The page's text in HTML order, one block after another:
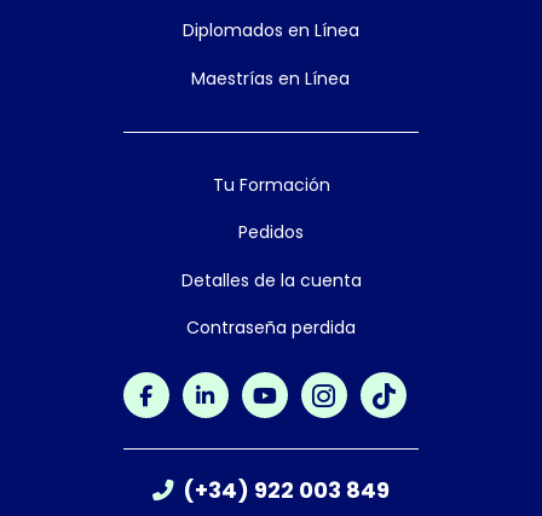
Diplomados en Línea
Maestrías en Línea
Tu Formación
Pedidos
Detalles de la cuenta
Contraseña perdida
(+34) 922 003 849